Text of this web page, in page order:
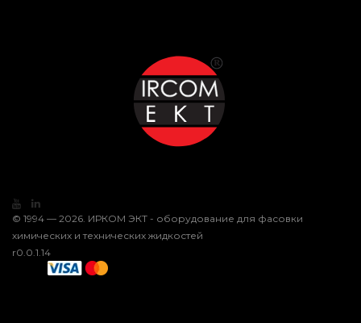
© 1994 — 2026. ИРКОМ ЭКТ - оборудование для фасовки
химических и технических жидкостей
r0.0.1.14